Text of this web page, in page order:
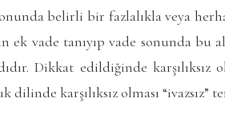
belirli bir fazlalıkla veya
vade tanıyıp vade sonunda bu
Dikkat edildiğinde
karşılıksız olması “ivazsız”